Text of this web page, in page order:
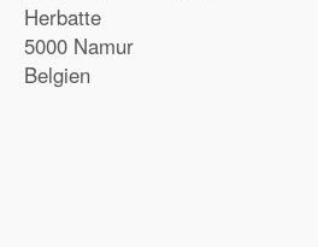
Herbatte
5000 Namur
Belgien